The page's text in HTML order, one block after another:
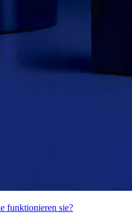
funktionieren sie?